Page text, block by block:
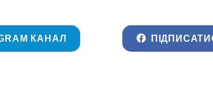
КАНАЛ